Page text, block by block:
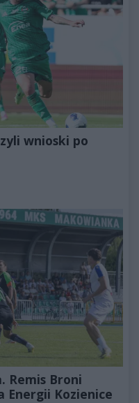
wnioski po
Remis Broni
Energii Kozienice